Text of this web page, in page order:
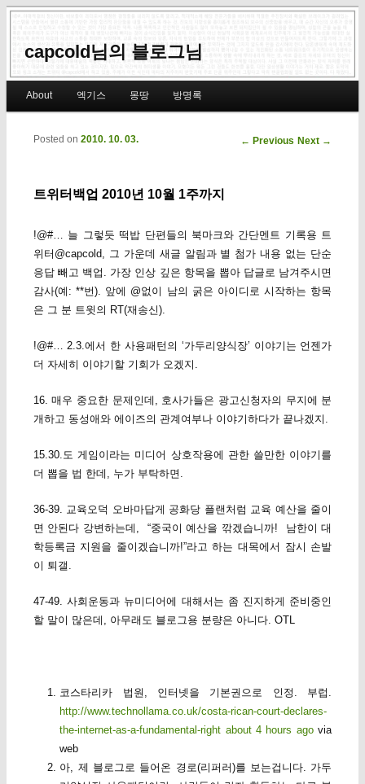
capcold님의 블로그님
Skip to primary content
Skip to secondary content
About 엑기스 몽땅 방명록
Post navigation
← Previous Next →
트위터백업 2010년 10월 1주까지
Posted on 2010. 10. 03.
!@#… 늘 그렇듯 떡밥 단편들의 북마크와 간단멘트 기록용 트
위터@capcold, 그 가운데 새글 알림과 별 첨가 내용 없는 단순
응답 빼고 백업. 가장 인상 깊은 항목을 뽑아 답글로 남겨주시면
감사(예: **번). 앞에 @없이 남의 굵은 아이디로 시작하는 항목
은 그 분 트윗의 RT(재송신).
!@#… 2.3.에서 한 사용패턴의 ‘가두리양식장’ 이야기는 언젠가
더 자세히 이야기할 기회가 오겠지.
16. 매우 중요한 문제인데, 호사가들은 광고신청자의 무지에 분
개하고 동성애와 에이즈의 관계여부나 이야기하다가 끝나겠지.
15.30.도 게임이라는 미디어 상호작용에 관한 쓸만한 이야기를
더 뽑을 법 한데, 누가 부탁하면.
36-39. 교육오덕 오바마답게 공화당 플랜처럼 교육 예산을 줄이
면 안된다 강변하는데, “중국이 예산을 깎겠습니까! 남한이 대
학등록금 지원을 줄이겠습니까!”라고 하는 대목에서 잠시 손발
이 퇴갤.
47-49. 사회운동과 뉴미디어에 대해서는 좀 진지하게 준비중인
할 말이 많은데, 아무래도 블로그용 분량은 아니다. OTL
코스타리카 법원, 인터넷을 기본권으로 인정. 부럽.
http://www.technollama.co.uk/costa-rican-court-declares-
the-internet-as-a-fundamental-right about 4 hours agovia
web
아, 제 블로그로 들어온 경로(리퍼러)를 보는겁니다. 가두